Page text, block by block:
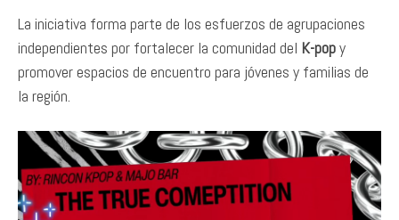
La iniciativa forma parte de los esfuerzos de agrupaciones
independientes por fortalecer la comunidad del K-popy
promover espacios de encuentro para jóvenes y familias de
la región.